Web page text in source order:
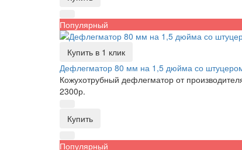
Популярный
Купить в 1 клик
Дефлегматор 80 мм на 1,5 дюйма со
Кожухотрубный дефлегматор от
2300р.
Купить
Популярный